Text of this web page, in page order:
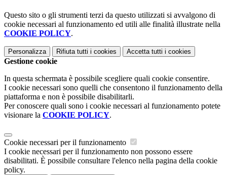
Questo sito o gli strumenti terzi da questo utilizzati si avvalgono di
cookie necessari al funzionamento ed utili alle finalità illustrate nella
COOKIE POLICY.
Personalizza Rifiuta tutti i cookies Accetta tutti i cookies
Gestione cookie
In questa schermata è possibile scegliere quali cookie consentire.
I cookie necessari sono quelli che consentono il funzionamento della
piattaforma e non è possibile disabilitarli.
Per conoscere quali sono i cookie necessari al funzionamento potete
visionare la COOKIE POLICY.
Cookie necessari per il funzionamento
I cookie necessari per il funzionamento non possono essere
disabilitati. È possibile consultare l'elenco nella pagina della cookie
policy.